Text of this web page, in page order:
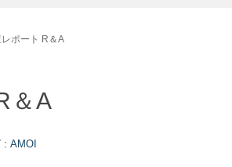
ポート R＆A
＆A
AMOI